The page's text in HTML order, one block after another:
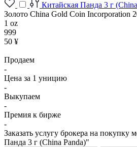
Китайская Панда 3 г
Золото China Gold Coin Incorporation
1 oz
999
50 ¥
Продаем
-
Цена за 1 уницию
-
Выкупаем
-
Премия к бирже
-
Заказать услугу брокера на покупку
Панда 3 г (China Panda)"